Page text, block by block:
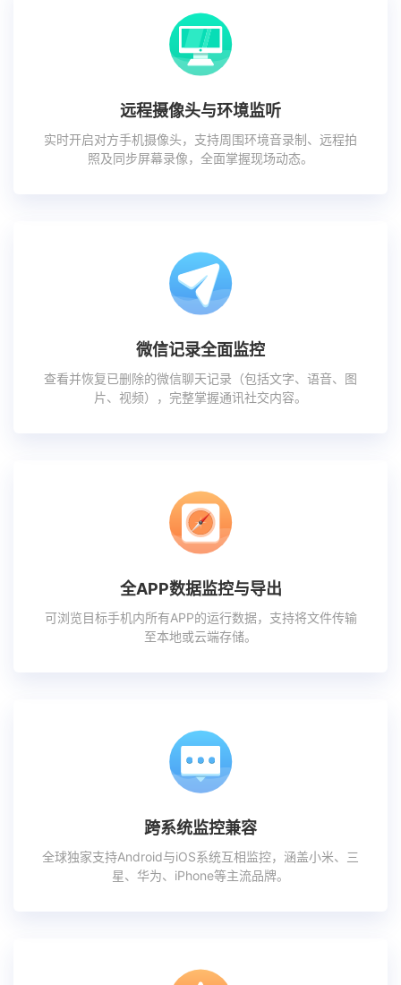
远程摄像头与环境监听
实时开启对方手机摄像头，支持周围环境音录制、远程拍
照及同步屏幕录像，全面掌握现场动态。
微信记录全面监控
查看并恢复已删除的微信聊天记录（包括文字、语音、图
片、视频），完整掌握通讯社交内容。
全APP数据监控与导出
可浏览目标手机内所有APP的运行数据，支持将文件传输
至本地或云端存储。
跨系统监控兼容
全球独家支持Android与iOS系统互相监控，涵盖小米、三
星、华为、iPhone等主流品牌。